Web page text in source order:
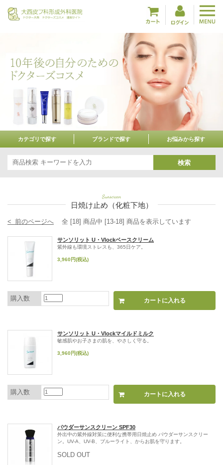
カテゴリで探す ブランドで探す お悩みから探す
検索
Sunscreen
日焼け止め（化粧下地）
< 前のページへ 全 [18] 商品中 [13-18] 商品を表示しています
サンソリット U・Vlockベースクリーム
紫外線も環境ストレスも、365日ケア。
3,960円(税込)
購入数
サンソリット U・Vlockマイルドミルク
敏感肌やお子さまの肌を、やさしく守る。
3,960円(税込)
購入数
パウダーサンスクリーン SPF30
外出中の紫外線対策に便利な携帯用日焼止め パウダーサンスクリー
ン。UV-A、UV-B、ブルーライト、からお肌を守ります。
SOLD OUT